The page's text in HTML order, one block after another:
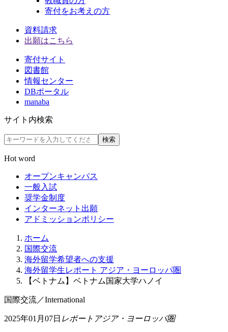
寄付をお考えの方
資料請求
出願はこちら
寄付サイト
図書館
情報センター
DBポータル
manaba
サイト内検索
検索
Hot word
オープンキャンパス
一般入試
奨学金制度
インターネット出願
アドミッションポリシー
ホーム
国際交流
海外留学希望者への支援
海外留学生レポート アジア・ヨーロッパ圏
【ベトナム】ベトナム国家大学ハノイ
国際交流／International
2025年01月07日 レポートアジア・ヨーロッパ圏